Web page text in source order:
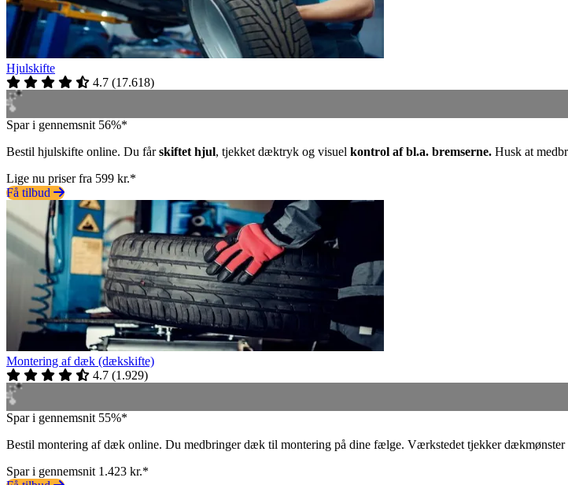
Hjulskifte
4.7 (17.618)
Spar i gennemsnit 56%*
Bestil hjulskifte online. Du fårskiftet hjul, tjekket dæktryk og visuel kontrol af bl.a. bremserne. Husk at
Lige nu priser fra 599 kr.*
Få tilbud
Montering af dæk (dækskifte)
4.7 (1.929)
Spar i gennemsnit 55%*
Bestil montering af dæk online. Du medbringer dæk til montering på dine fælge. Værkstedet tjekker dækmønster
Spar i gennemsnit 1.423 kr.*